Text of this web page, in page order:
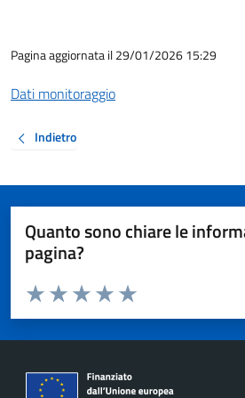
Pagina aggiornata il 29/01/2026 15:29
Dati monitoraggio
Indietro
Quanto sono chiare le
pagina?
Valuta da 1 a 5 stelle la pagina
Valuta 5 stelle su 5
Valuta 4 stelle su 5
Valuta 3 stelle su 5
Valuta 2 stelle su 5
Valuta 1 stelle su 5